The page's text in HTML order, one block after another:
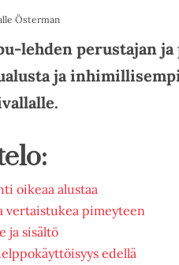
Österman
lehden perustajan
ja
oikeaa alustaa
vertaistukea pimeyteen
ja sisältö
edellä